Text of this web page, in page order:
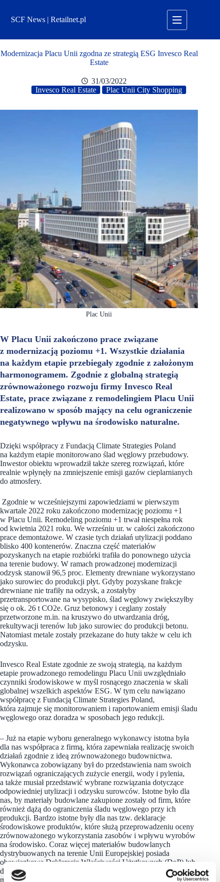
treściSCF News | Retailnet.pl
Modernizacja Placu Unii zgodna ze strategią ESG Invesco Real
Estate
31/03/2022
Invesco Real Estate
Plac Unii City Shopping
Plac Unii
W Placu Unii zakończono prace związane
z modernizacją poziomu +1. Wszystkie działania
na każdym etapie przebiegały zgodnie z założonym
harmonogramem. Zgodnie z globalną strategią
zrównoważonego rozwoju firmy Invesco Real
Estate, prace związane z remodelingiem Placu Unii
realizowano w sposób mający na celu ograniczenie
negatywnego wpływu na środowisko naturalne.
Dzięki współpracy z Fundacją Climate Strategies Poland
na każdym etapie monitorowano ślad węglowy przebudowy.
Inwestor obiektu wprowadził także szereg rozwiązań, które
realnie wpłynęły na zmniejszenie emisji gazów cieplarnianych
do atmosfery.
Zgodnie w wcześniejszymi zapowiedziami w pierwszym
kwartale 2022 roku zakończono modernizację poziomu +1
w Placu Unii. Remodeling poziomu +1 trwał niespełna rok
od kwietnia 2021 roku. We wrześniu ur. w całości zakończono
prace demontażowe. W czasie tych działań utylizacji poddano
blisko 400 kontenerów. Znaczna część materiałów
pozyskanych na etapie rozbiórki trafiła do ponownego użycia
na terenie budowy. W ramach prowadzonej modernizacji
odzysk stanowił 96,5 proc. Elementy drewniane wykorzystano
jako surowiec do produkcji płyt. Gdyby pozyskane frakcje
drewniane nie trafiły na odzysk, a zostałyby
przetransportowane na wysypisko, ślad węglowy zwiększyłby
się o ok. 26 t CO2e. Gruz betonowy i ceglany zostały
przetworzone m.in. na kruszywo do utwardzania dróg,
rekultywacji terenów lub jako surowiec do produkcji betonu.
Natomiast metale zostały przekazane do huty także w celu ich
odzysku.
Invesco Real Estate zgodnie ze swoją strategią, na każdym
etapie prowadzonego remodelingu Placu Unii uwzględniało
czynniki środowiskowe w myśl rosnącego znaczenia w skali
globalnej wszelkich aspektów ESG. W tym celu nawiązano
współpracę z Fundacją Climate Strategies Poland,
która zajmuje się monitorowaniem i raportowaniem emisji śladu
węglowego oraz doradza w sposobach jego redukcji.
– Już na etapie wyboru generalnego wykonawcy istotna była
dla nas współpraca z firmą, która zapewniała realizację swoich
działań zgodnie z ideą zrównoważonego budownictwa.
Wykonawca zobowiązany był do przedstawienia nam swoich
rozwiązań ograniczających zużycie energii, wody i pylenia,
a także musiał przedstawić wybrane rozwiązania dotyczące
odpowiedniej utylizacji i odzysku surowców. Istotne było dla
nas, by materiały budowlane zakupione zostały od firm, które
również dążą do ograniczenia śladu węglowego przy ich
produkcji. Bardzo istotne były dla nas tzw. deklaracje
środowiskowe produktów, które służą przeprowadzeniu oceny
zrównoważonego wykorzystania zasobów i wpływu wyrobów
na środowisko. Coraz więcej materiałów budowlanych
dystrybuowanych na terenie Unii Europejskiej posiada
obowiązkową Deklarację Właściwości Użytkowych (DoP) lub
dobrowolną Deklarację Środowiskową Produktu (EPD) –
mówi Aneta Rusiniak, Director, Investment Management